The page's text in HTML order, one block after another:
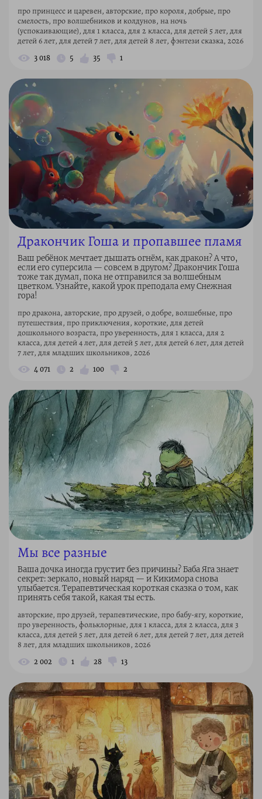
про принцесс и царевен, авторские, про короля, добрые, про
смелость, про волшебников и колдунов, на ночь
(успокаивающие), для 1 класса, для 2 класса, для детей 5 лет, для
детей 6 лет, для детей 7 лет, для детей 8 лет, фэнтези сказка, 2026
3 018 5 35 1
Дракончик Гоша и пропавшее пламя
Ваш ребёнок мечтает дышать огнём, как дракон? А что,
если его суперсила — совсем в другом? Дракончик Гоша
тоже так думал, пока не отправился за волшебным
цветком. Узнайте, какой урок преподала ему Снежная
гора!
про дракона, авторские, про друзей, о добре, волшебные, про
путешествия, про приключения, короткие, для детей
дошкольного возраста, про уверенность, для 1 класса, для 2
класса, для детей 4 лет, для детей 5 лет, для детей 6 лет, для детей
7 лет, для младших школьников, 2026
4 071 2 100 2
Мы все разные
Ваша дочка иногда грустит без причины? Баба Яга знает
секрет: зеркало, новый наряд — и Кикимора снова
улыбается. Терапевтическая короткая сказка о том, как
принять себя такой, какая ты есть.
авторские, про друзей, терапевтические, про бабу-ягу, короткие,
про уверенность, фольклорные, для 1 класса, для 2 класса, для 3
класса, для детей 5 лет, для детей 6 лет, для детей 7 лет, для детей
8 лет, для младших школьников, 2026
2 002 1 28 13